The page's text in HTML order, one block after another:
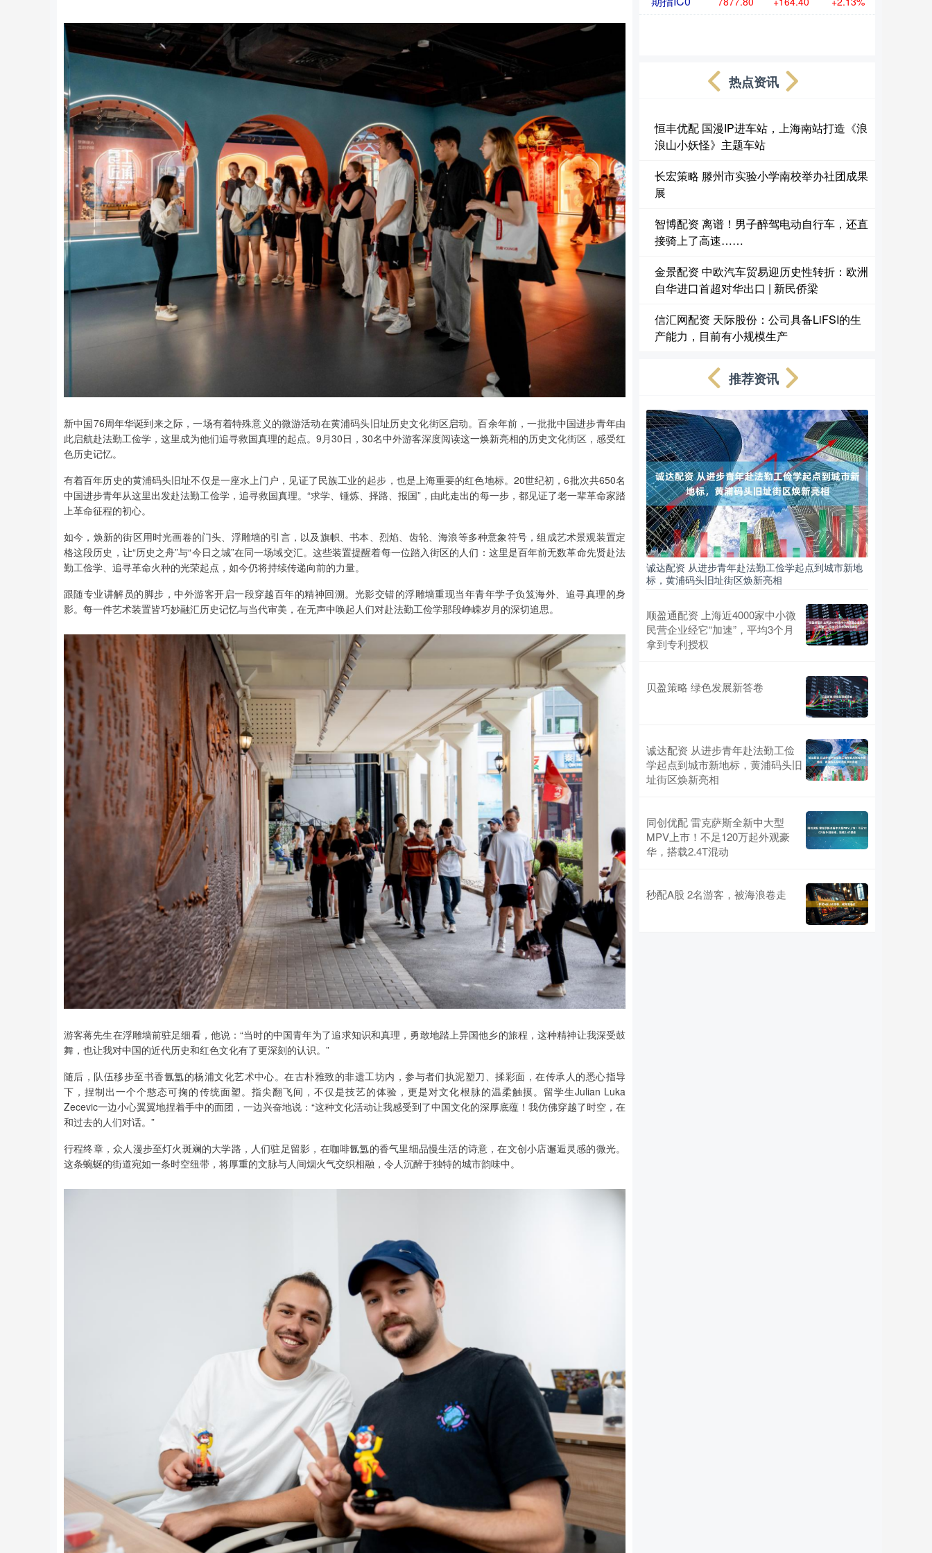
新中国76周年华诞到来之际，一场有着特殊意义的微游活动在黄浦码头旧址历史文化街区启动。百余年前，一批批中国进步青年由
此启航赴法勤工俭学，这里成为他们追寻救国真理的起点。9月30日，30名中外游客深度阅读这一焕新亮相的历史文化街区，感受红
色历史记忆。
有着百年历史的黄浦码头旧址不仅是一座水上门户，见证了民族工业的起步，也是上海重要的红色地标。20世纪初，6批次共650名
中国进步青年从这里出发赴法勤工俭学，追寻救国真理。“求学、锤炼、择路、报国”，由此走出的每一步，都见证了老一辈革命家踏
上革命征程的初心。
如今，焕新的街区用时光画卷的门头、浮雕墙的引言，以及旗帜、书本、烈焰、齿轮、海浪等多种意象符号，组成艺术景观装置定
格这段历史，让“历史之舟”与“今日之城”在同一场域交汇。这些装置提醒着每一位踏入街区的人们：这里是百年前无数革命先贤赴法
勤工俭学、追寻革命火种的光荣起点，如今仍将持续传递向前的力量。
跟随专业讲解员的脚步，中外游客开启一段穿越百年的精神回溯。光影交错的浮雕墙重现当年青年学子负笈海外、追寻真理的身
影。每一件艺术装置皆巧妙融汇历史记忆与当代审美，在无声中唤起人们对赴法勤工俭学那段峥嵘岁月的深切追思。
游客蒋先生在浮雕墙前驻足细看，他说：“当时的中国青年为了追求知识和真理，勇敢地踏上异国他乡的旅程，这种精神让我深受鼓
舞，也让我对中国的近代历史和红色文化有了更深刻的认识。”
随后，队伍移步至书香氤氲的杨浦文化艺术中心。在古朴雅致的非遗工坊内，参与者们执泥塑刀、揉彩面，在传承人的悉心指导
下，捏制出一个个憨态可掬的传统面塑。指尖翻飞间，不仅是技艺的体验，更是对文化根脉的温柔触摸。留学生Julian Luka
Zecevic一边小心翼翼地捏着手中的面团，一边兴奋地说：“这种文化活动让我感受到了中国文化的深厚底蕴！我仿佛穿越了时空，在
和过去的人们对话。”
行程终章，众人漫步至灯火斑斓的大学路，人们驻足留影，在咖啡氤氲的香气里细品慢生活的诗意，在文创小店邂逅灵感的微光。
这条蜿蜒的街道宛如一条时空纽带，将厚重的文脉与人间烟火气交织相融，令人沉醉于独特的城市韵味中。
热点资讯
恒丰优配 国漫IP进车站，上海南站打造《浪
浪山小妖怪》主题车站
长宏策略 滕州市实验小学南校举办社团成果
展
智博配资 离谱！男子醉驾电动自行车，还直
接骑上了高速……
金景配资 中欧汽车贸易迎历史性转折：欧洲
自华进口首超对华出口 | 新民侨梁
信汇网配资 天际股份：公司具备LiFSI的生
产能力，目前有小规模生产
推荐资讯
诚达配资 从进步青年赴法勤工俭学起点到城市新地
标，黄浦码头旧址街区焕新亮相
顺盈通配资 上海近4000家中小微
民营企业经它“加速”，平均3个月
拿到专利授权
贝盈策略 绿色发展新答卷
诚达配资 从进步青年赴法勤工俭
学起点到城市新地标，黄浦码头旧
址街区焕新亮相
同创优配 雷克萨斯全新中大型
MPV上市！不足120万起外观豪
华，搭载2.4T混动
秒配A股 2名游客，被海浪卷走